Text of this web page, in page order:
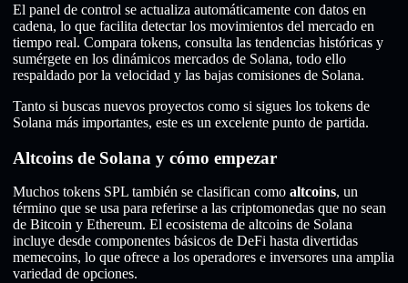
El panel de control se actualiza automáticamente con datos en
cadena, lo que facilita detectar los movimientos del mercado en
tiempo real. Compara tokens, consulta las tendencias históricas y
sumérgete en los dinámicos mercados de Solana, todo ello
respaldado por la velocidad y las bajas comisiones de Solana.
Tanto si buscas nuevos proyectos como si sigues los tokens de
Solana más importantes, este es un excelente punto de partida.
Altcoins de Solana y cómo empezar
Muchos tokens SPL también se clasifican como altcoins, un
término que se usa para referirse a las criptomonedas que no sean
de Bitcoin y Ethereum. El ecosistema de altcoins de Solana
incluye desde componentes básicos de DeFi hasta divertidas
memecoins, lo que ofrece a los operadores e inversores una amplia
variedad de opciones.